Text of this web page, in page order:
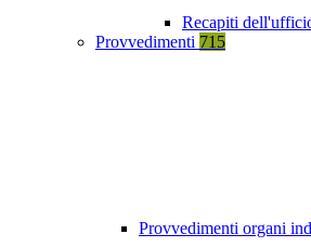
Recapiti
Provvedimenti 715
Provvedimenti organi